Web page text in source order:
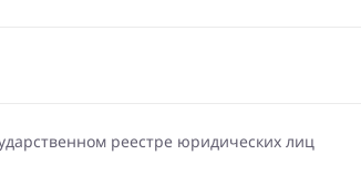
реестре юридических лиц